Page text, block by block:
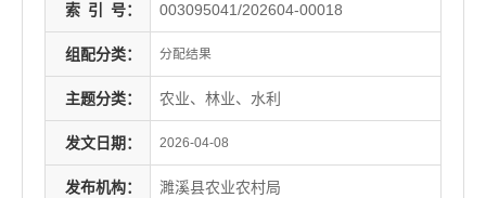
索 引 号： 003095041/202604-00018
组配分类： 分配结果
主题分类： 农业、林业、水利
发文日期： 2026-04-08
发布机构： 濉溪县农业农村局